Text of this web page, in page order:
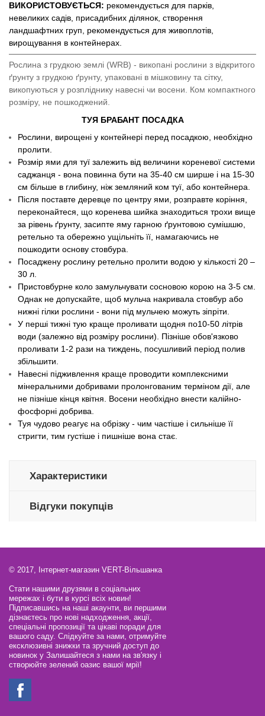
ВИКОРИСТОВУЄТЬСЯ: рекомендується для парків,
невеликих садів, присадибних ділянок, створення
ландшафтних груп, рекомендується для живоплотів,
вирощування в контейнерах.
Рослина з грудкою землі (WRB) - викопані рослини з відкритого
ґрунту з грудкою ґрунту, упаковані в мішковину та сітку,
викопуються у розпліднику навесні чи восени. Ком компактного
розміру, не пошкоджений.
ТУЯ БРАБАНТ ПОСАДКА
Рослини, вирощені у контейнері перед посадкою, необхідно
пролити.
Розмір ями для туї залежить від величини кореневої системи
саджанця - вона повинна бути на 35-40 см ширше і на 15-30
см більше в глибину, ніж земляний ком туї, або контейнера.
Після поставте деревце по центру ями, розправте коріння,
переконайтеся, що коренева шийка знаходиться трохи вище
за рівень ґрунту, засипте яму гарною ґрунтовою сумішшю,
ретельно та обережно ущільніть її, намагаючись не
пошкодити основу стовбура.
Посаджену рослину ретельно пролити водою у кількості 20 –
30 л.
Пристовбурне коло замульчувати сосновою корою на 3-5 см.
Однак не допускайте, щоб мульча накривала стовбур або
нижні гілки рослини - вони під мульчею можуть зіпріти.
У перші тижні тую краще проливати щодня по10-50 літрів
води (залежно від розміру рослини). Пізніше обов'язково
проливати 1-2 рази на тиждень, посушливий період полив
збільшити.
Навесні підживлення краще проводити комплексними
мінеральними добривами пролонгованим терміном дії, але
не пізніше кінця квітня. Восени необхідно внести калійно-
фосфорні добрива.
Туя чудово реагує на обрізку - чим частіше і сильніше її
стригти, тим густіше і пишніше вона стає.
Характеристики
Відгуки покупців
© 2017, Інтернет-магазин VERT-Вільшанка
Стати нашими друзями в соціальних
мережах і бути в курсі всіх новин!
Підписавшись на наші акаунти, ви першими
дізнаєтесь про нові надходження, акції,
спеціальні пропозиції та цікаві поради для
вашого саду. Слідкуйте за нами, отримуйте
ексклюзивні знижки та зручний доступ до
новинок у Залишайтеся з нами на зв'язку і
створюйте зелений оазис вашої мрії!